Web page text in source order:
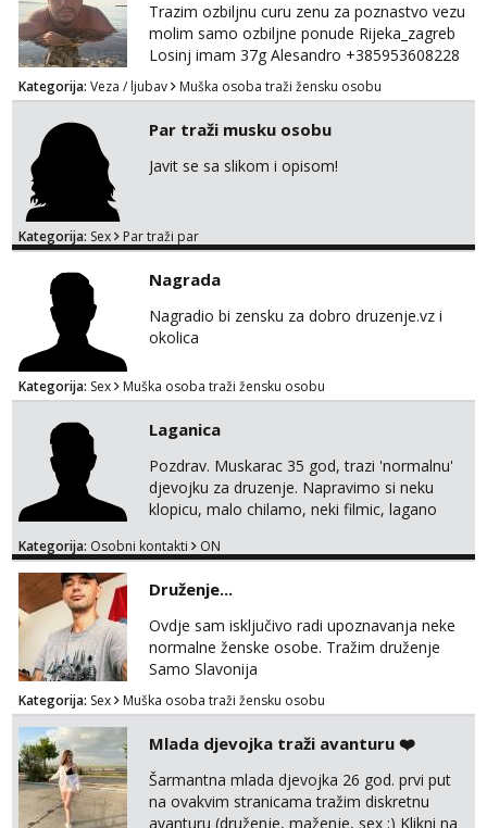
Trazim ozbiljnu curu zenu za poznastvo vezu
molim samo ozbiljne ponude Rijeka_zagreb
Losinj imam 37g Alesandro +385953608228
Kategorija: Veza / ljubav Muška osoba traži žensku osobu
Par traži musku osobu
Javit se sa slikom i opisom!
Kategorija: Sex Par traži par
Nagrada
Nagradio bi zensku za dobro druzenje.vz i
okolica
Kategorija: Sex Muška osoba traži žensku osobu
Laganica
Pozdrav. Muskarac 35 god, trazi 'normalnu'
djevojku za druzenje. Napravimo si neku
klopicu, malo chilamo, neki filmic, lagano
pretjerano bitan koliko iznutra. Bucke se
brundo xD Budi pristojna i dobra, za sve
ostale cemo lako. Zagreb.
Kategorija: Osobni kontakti ON
Druženje...
Ovdje sam isključivo radi upoznavanja neke
normalne ženske osobe. Tražim druženje
Samo Slavonija
Kategorija: Sex Muška osoba traži žensku osobu
Mlada djevojka traži avanturu ❤️
Šarmantna mlada djevojka 26 god. prvi put
na ovakvim stranicama tražim diskretnu
avanturu (druženje, maženje, sex :) Klikni na